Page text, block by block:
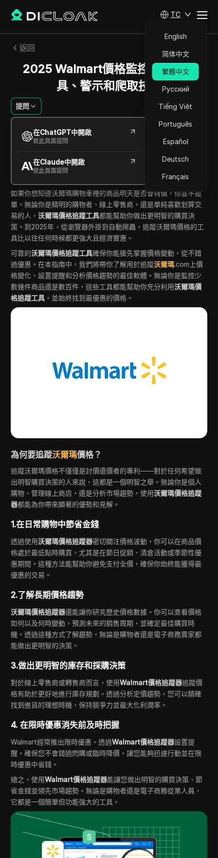
TC
English
简体中文
繁體中文
Русский
Tiếng Việt
Português
Español
Deutsch
Français
返回
2025 Walmart價格監控：最佳工
具、警示和爬取技術
提問
在ChatGPT中開啟
就此頁面提問
在Claude中開啟
就此頁面提問
桑德拉·安德森
2025年10月 8 分鐘 閱讀
Copy Link
如果你想知道沃爾瑪購物車裡的商品明天是否會特價，你並不孤
單。無論你是精明的購物者、線上零售商，還是單純喜歡划算交
易的人，沃爾瑪價格追蹤工具都能幫助你做出更明智的購買決
策。到2025年，從瀏覽器外掛到自動爬蟲，追蹤沃爾瑪價格的工
具比以往任何時候都更強大且經濟實惠。
可靠的沃爾瑪價格追蹤工具確保你能搶先掌握價格變動，從不錯
過優惠。在本指南中，我們將帶你了解用於追蹤沃爾瑪.com上價
格變化、設置提醒和分析價格趨勢的最佳軟體。無論你是監控少
數幾件商品還是數百件，這些工具都能幫助你充分利用沃爾瑪價
格追蹤工具 ，並始終找到最優惠的價格。
為何要追蹤沃爾瑪價格？
追蹤沃爾瑪價格不僅僅是討價還價者的專利——對於任何希望做
出明智購買決策的人來說，這都是一個明智之舉。無論你是個人
購物、管理線上商店，還是分析市場趨勢，使用沃爾瑪價格追蹤
器都能為你帶來顯著的優勢和見解。
1.在日常購物中節省金錢
透過使用沃爾瑪價格追蹤器密切關注價格波動，你可以在商品價
格處於最低點時購買，尤其是在節日促銷、清倉活動或季節性優
惠期間。這種方法能幫助你避免支付全價，確保你始終能獲得最
優惠的交易。
2.了解長期價格趨勢
沃爾瑪價格追蹤器還能讓你研究歷史價格數據。你可以查看價格
如何以及何時變動，預測未來的銷售周期，並確定最佳購買時
機。透過這種方式了解趨勢，無論是購物者還是電子商務賣家都
能做出更明智的決策。
3.做出更明智的庫存和採購決策
對於線上零售商或轉售商而言，使用Walmart價格追蹤器追蹤價
格有助於更好地進行庫存規劃。透過分析定價趨勢，您可以精確
找到進貨的理想時機，保持競爭力並最大化利潤率。
4. 在限時優惠消失前及時把握
Walmart經常推出限時優惠。透過Walmart價格追蹤器設置提
醒，確保您不會錯過閃購或臨時降價，讓您能夠迅速行動並在限
時優惠中省錢。
總之，使用Walmart價格追蹤器能讓您做出明智的購買決策、節
省金錢並領先市場趨勢。無論是購物者還是電子商務從業人員，
它都是一個簡單但功能強大的工具。